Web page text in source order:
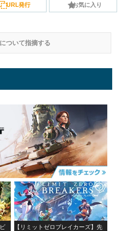
URL発行 お気に入り
ついて指摘する
【リミットゼロブレイカーズ】先